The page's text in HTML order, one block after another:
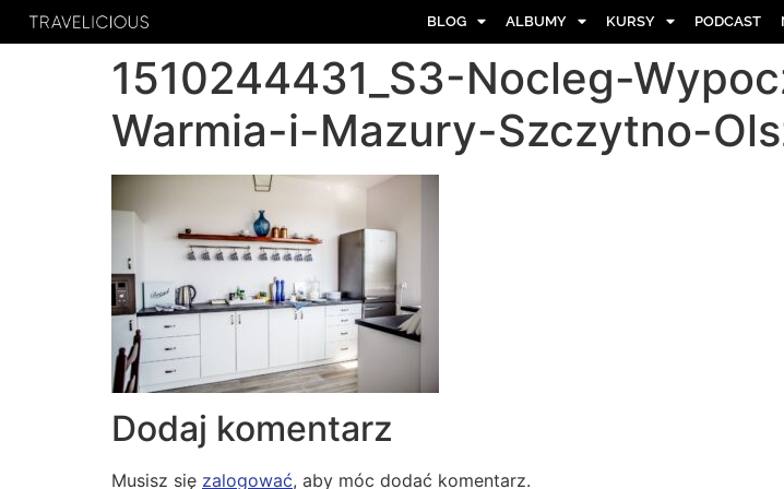
BLOG ALBUMY KURSY PODCAST
1510244431_S3-Nocleg-
Warmia-i-Mazury-Szczytno-
Dodaj komentarz
Musisz się zalogować, aby móc dodać komentarz.